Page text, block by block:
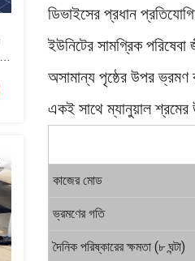
ডিভাইসের প্রধান
ইউনিটের সামগ্রিক
অসামান্য পৃষ্ঠের উপর ভ্রমণ
একই সাথে ম্যানুয়াল শ্রমের
কাজের মোড
ভ্রমণের গতি
দৈনিক পরিষ্কারের ক্ষমতা (৮ ঘন্টা)